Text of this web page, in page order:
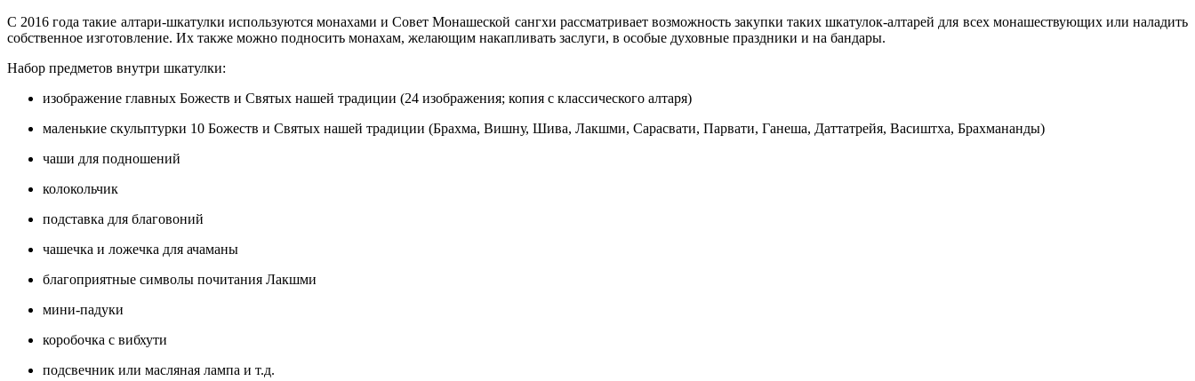
С 2016 года такие алтари-шкатулки используются монахами и Совет Монашеской сангхи рассматривает возможность закупки таких шкатулок-алтарей для всех монашествующих или наладить
собственное изготовление. Их также можно подносить монахам, желающим накапливать заслуги, в особые духовные праздники и на бандары.
Набор предметов внутри шкатулки:
изображение главных Божеств и Святых нашей традиции (24 изображения; копия с классического алтаря)
маленькие скульптурки 10 Божеств и Святых нашей традиции (Брахма, Вишну, Шива, Лакшми, Сарасвати, Парвати, Ганеша, Даттатрейя, Васиштха, Брахмананды)
чаши для подношений
колокольчик
подставка для благовоний
чашечка и ложечка для ачаманы
благоприятные символы почитания Лакшми
мини-падуки
коробочка с вибхути
подсвечник или масляная лампа и т.д.